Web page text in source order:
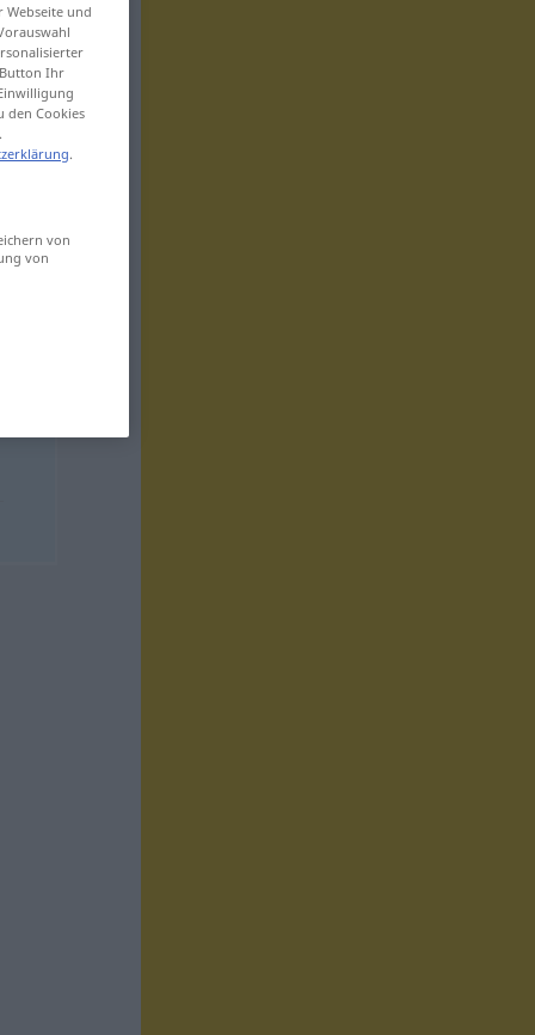
und
Ihr
den Cookies
.
von
von